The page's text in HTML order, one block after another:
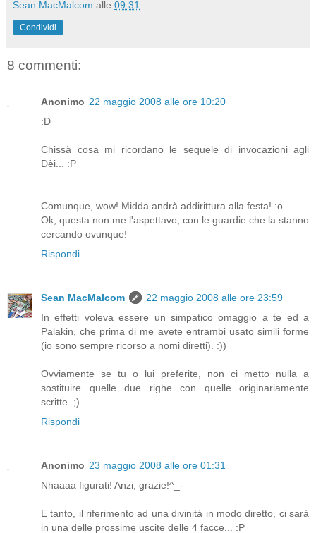
Sean MacMalcom alle 09:31
Condividi
8 commenti:
Anonimo 22 maggio 2008 alle ore 10:20
:D
Chissà cosa mi ricordano le sequele di invocazioni agli
Dèi... :P
Comunque, wow! Midda andrà addirittura alla festa! :o
Ok, questa non me l'aspettavo, con le guardie che la stanno
cercando ovunque!
Rispondi
Sean MacMalcom
22 maggio 2008 alle ore 23:59
In effetti voleva essere un simpatico omaggio a te ed a
Palakin, che prima di me avete entrambi usato simili forme
(io sono sempre ricorso a nomi diretti). :))
Ovviamente se tu o lui preferite, non ci metto nulla a
sostituire quelle due righe con quelle originariamente
scritte. ;)
Rispondi
Anonimo 23 maggio 2008 alle ore 01:31
Nhaaaa figurati! Anzi, grazie!^_-
E tanto, il riferimento ad una divinità in modo diretto, ci sarà
in una delle prossime uscite delle 4 facce... :P